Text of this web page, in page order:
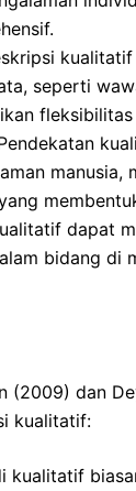
seperti
dapat
bidang di
(2009) dan
kualitatif:
kualitatif